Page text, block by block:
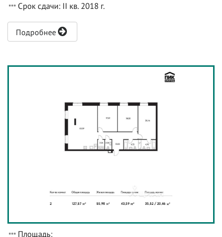
Срок сдачи: II кв. 2018 г.
Подробнее
Площадь: